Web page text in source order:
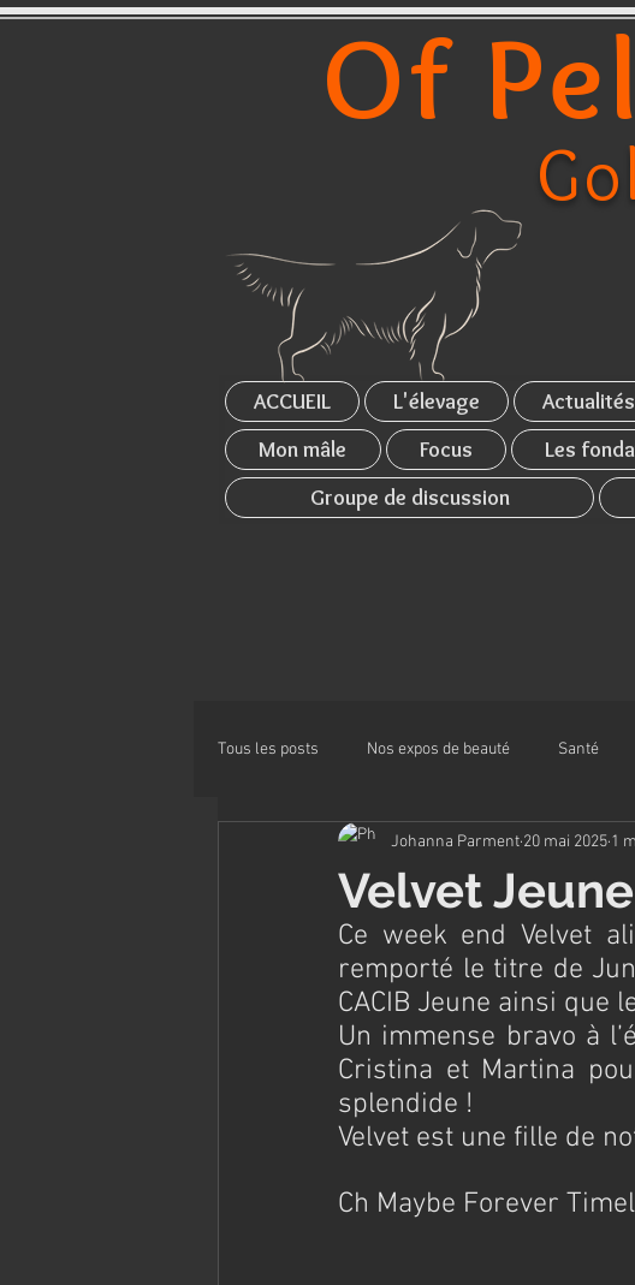
Of
ACCUEIL L'élevage Actualités
Mon mâle
Focus Les
Groupe de discussion
Tous les posts Nos expos de beauté Santé
Alimentation
Velvet
Johanna Parment 20 mai 2025 1
Ce week end Velvet
remporté le titre de
CACIB Jeune ainsi que
Un immense bravo à
Cristina et Martina
splendide !
Velvet est une fille de
Ch Maybe Forever